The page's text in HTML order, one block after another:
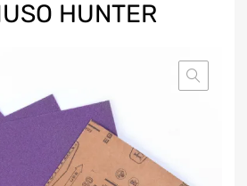
HUNTER